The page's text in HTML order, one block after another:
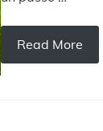
Read More